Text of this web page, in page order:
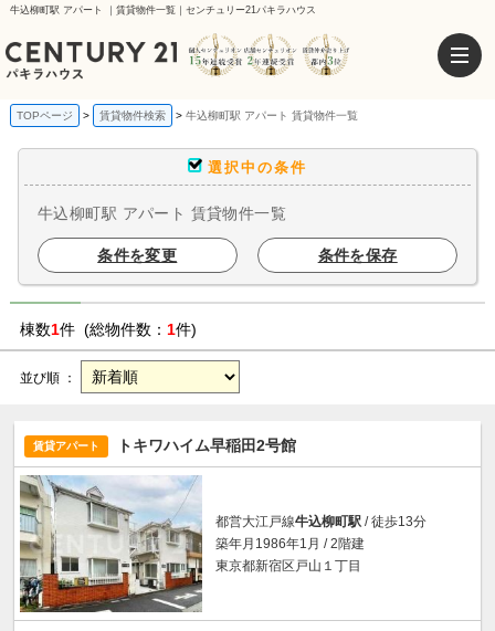
牛込柳町駅 アパート ｜賃貸物件一覧｜センチュリー21パキラハウス
TOPページ 賃貸物件検索 牛込柳町駅 アパート 賃貸物件一覧
選択中の条件
牛込柳町駅 アパート 賃貸物件一覧
条件を変更 条件を保存
棟数1件 (総物件数： 1件)
並び順 ：
賃貸アパート トキワハイム早稲田2号館
都営大江戸線牛込柳町駅 / 徒歩13分
築年月1986年1月 / 2階建
東京都新宿区戸山１丁目